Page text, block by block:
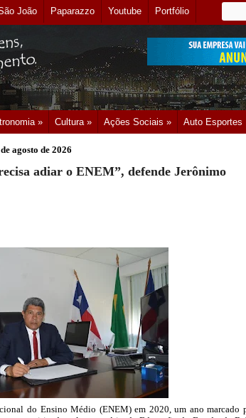
João Paparazzo Youtube Portfólio
» Cultura » Ações Sociais » Auto Esportes
agosto de 2026
adiar o ENEM”, defende Jerônimo
do Ensino Médio (ENEM) em 2020, um ano marcado